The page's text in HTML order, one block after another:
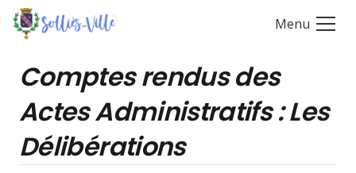
Menu
Comptes rendus des
Actes Administratifs : Les
Délibérations